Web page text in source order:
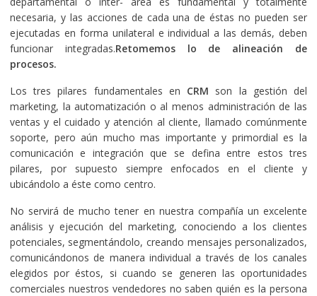
necesaria, y las acciones de cada una de éstas no pueden ser
ejecutadas en forma unilateral e individual a las demás, deben
funcionar integradas.Retomemos lo de alineación de
procesos.
Los tres pilares fundamentales en CRM son la gestión del
marketing, la automatización o al menos administración de las
ventas y el cuidado y atención al cliente, llamado comúnmente
soporte, pero aún mucho mas importante y primordial es la
comunicación e integración que se defina entre estos tres
pilares, por supuesto siempre enfocados en el cliente y
ubicándolo a éste como centro.
No servirá de mucho tener en nuestra compañía un excelente
análisis y ejecución del marketing, conociendo a los clientes
potenciales, segmentándolo, creando mensajes personalizados,
comunicándonos de manera individual a través de los canales
elegidos por éstos, si cuando se generen las oportunidades
comerciales nuestros vendedores no saben quién es la persona